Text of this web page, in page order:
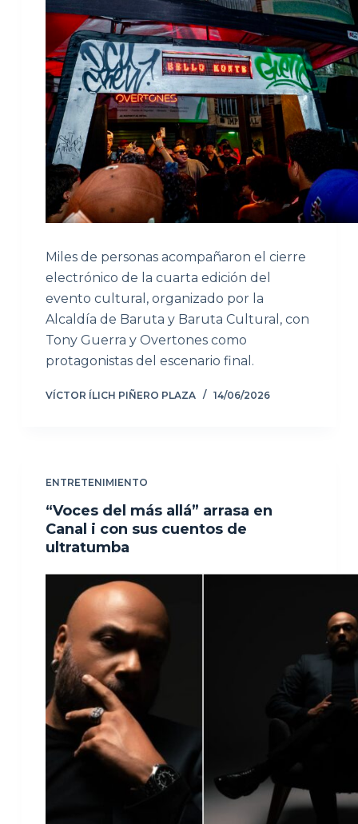
Miles de personas acompañaron el cierre
electrónico de la cuarta edición del
evento cultural, organizado por la
Alcaldía de Baruta y Baruta Cultural, con
Tony Guerra y Overtones como
protagonistas del escenario final.
VÍCTOR ÍLICH PIÑERO PLAZA 14/06/2026
ENTRETENIMIENTO
“Voces del más allá” arrasa en
Canal i con sus cuentos de
ultratumba